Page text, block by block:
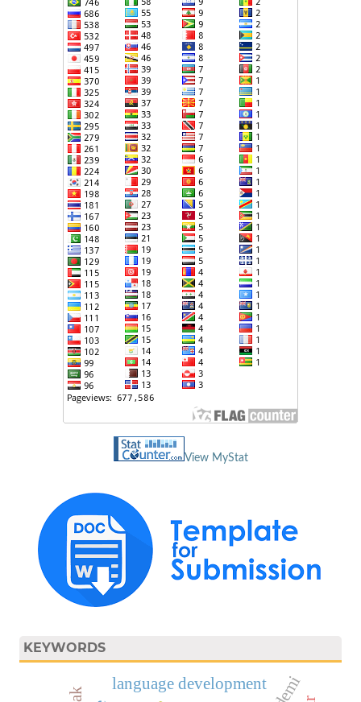
View MyStat
KEYWORDS
language development